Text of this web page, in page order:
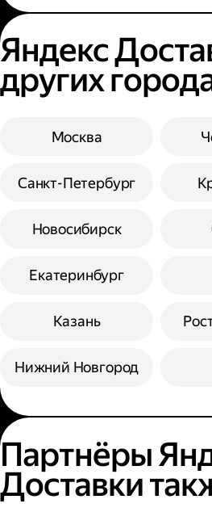
Яндекс
других
Москва
Санкт-Петербург
Новосибирск
Екатеринбург
Казань
Нижний Новгород
Партнёры
Доставки